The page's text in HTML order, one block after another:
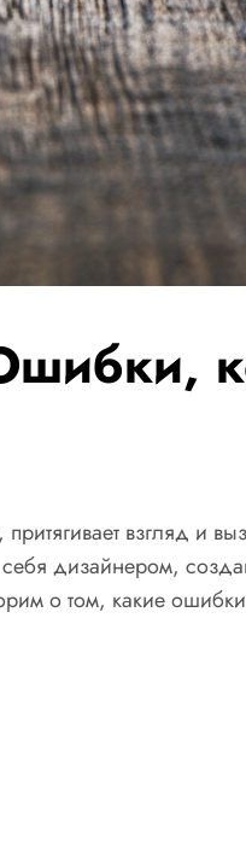
взгляд и
себя дизайнером,
о том, какие